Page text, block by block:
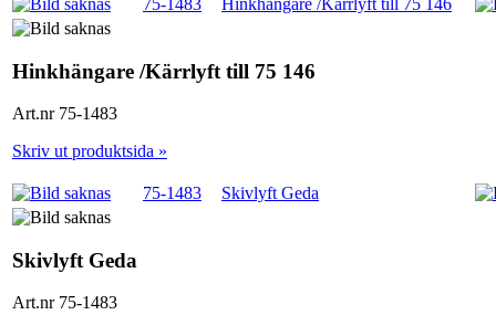
Hinkhängare /Kärrlyft till 75 146
Art.nr 75-1483
Skriv ut produktsida »
75-1483 Skivlyft Geda
Skivlyft Geda
Art.nr 75-1483